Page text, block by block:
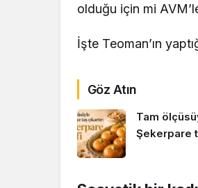
olduğu için mi
İşte Teoman’ın
Göz Atın
Tam
Şekerpare